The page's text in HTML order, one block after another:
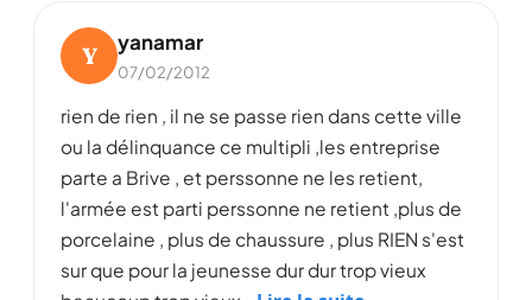
Y yanamar
07/02/2012
rien de rien , il ne se passe rien dans cette ville
ou la délinquance ce multipli ,les entreprise
parte a Brive , et perssonne ne les retient,
l'armée est parti perssonne ne retient ,plus de
porcelaine , plus de chaussure , plus RIEN s'est
sur que pour la jeunesse dur dur trop vieux